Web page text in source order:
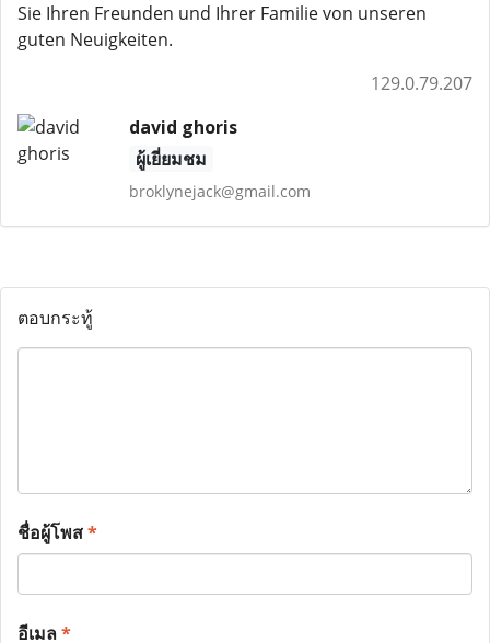
Sie Ihren Freunden und Ihrer Familie von unseren
guten Neuigkeiten.
129.0.79.207
david ghoris
ผู้เยี่ยมชม
broklynejack@gmail.com
ตอบกระทู้
ชื่อผู้โพส*
อีเมล*